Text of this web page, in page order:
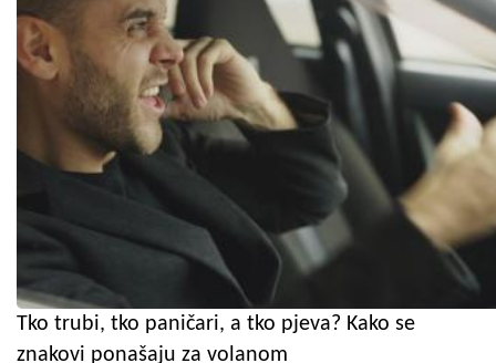
Tko trubi, tko paničari, a tko pjeva? Kako se
znakovi ponašaju za volanom